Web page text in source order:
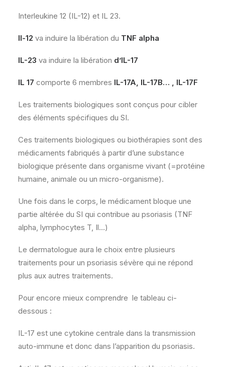
Interleukine 12 (IL-12) et IL 23.
Il-12 va induire la libération du TNF alpha
IL-23 va induire la libération d’IL-17
IL 17 comporte 6 membres IL-17A, IL-17B… , IL-17F
Les traitements biologiques sont conçus pour cibler
des éléments spécifiques du SI.
Ces traitements biologiques ou biothérapies sont des
médicaments fabriqués à partir d’une substance
biologique présente dans organisme vivant (=protéine
humaine, animale ou un micro-organisme).
Une fois dans le corps, le médicament bloque une
partie altérée du SI qui contribue au psoriasis (TNF
alpha, lymphocytes T, Il…)
Le dermatologue aura le choix entre plusieurs
traitements pour un psoriasis sévère qui ne répond
plus aux autres traitements.
Pour encore mieux comprendre le tableau ci-
dessous :
IL-17 est une cytokine centrale dans la transmission
auto-immune et donc dans l’apparition du psoriasis.